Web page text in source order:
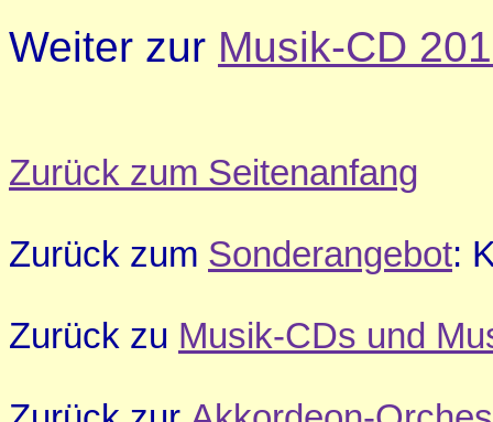
Weiter zur Musik-CD
Zurück zum Seitenanfang
Zurück zum Sonderangebot:
Zurück zu Musik-CDs und